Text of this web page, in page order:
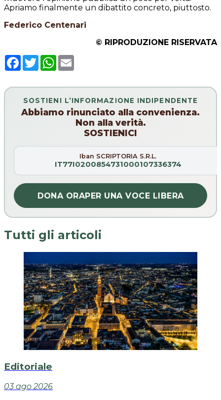
Apriamo finalmente un dibattito concreto, piuttosto.
Federico Centenari
© RIPRODUZIONE RISERVATA
Facebook
TwitterWhatsApp
SOSTIENI L’INFORMAZIONE INDIPENDENTE
Abbiamo rinunciato alla convenienza.
Non alla verità.
SOSTIENICI
Iban SCRIPTORIA S.R.L.
IT77I0200854731000107336374
DONA ORAPER UNA VOCE LIBERA
Tutti gli articoli
Editoriale
03 ago 2026